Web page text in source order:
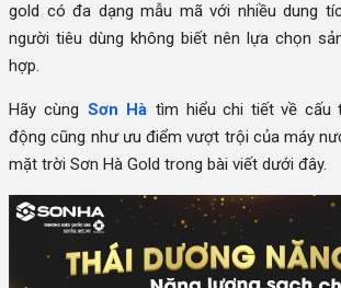
gold có đa dạng mẫu mã với nhiều dung
người tiêu dùng không biết nên lựa chọn
hợp.
Hãy cùng Sơn Hà tìm hiểu chi tiết về cấu
động cũng như ưu điểm vượt trội của máy
mặt trời Sơn Hà Gold trong bài viết dưới đây.